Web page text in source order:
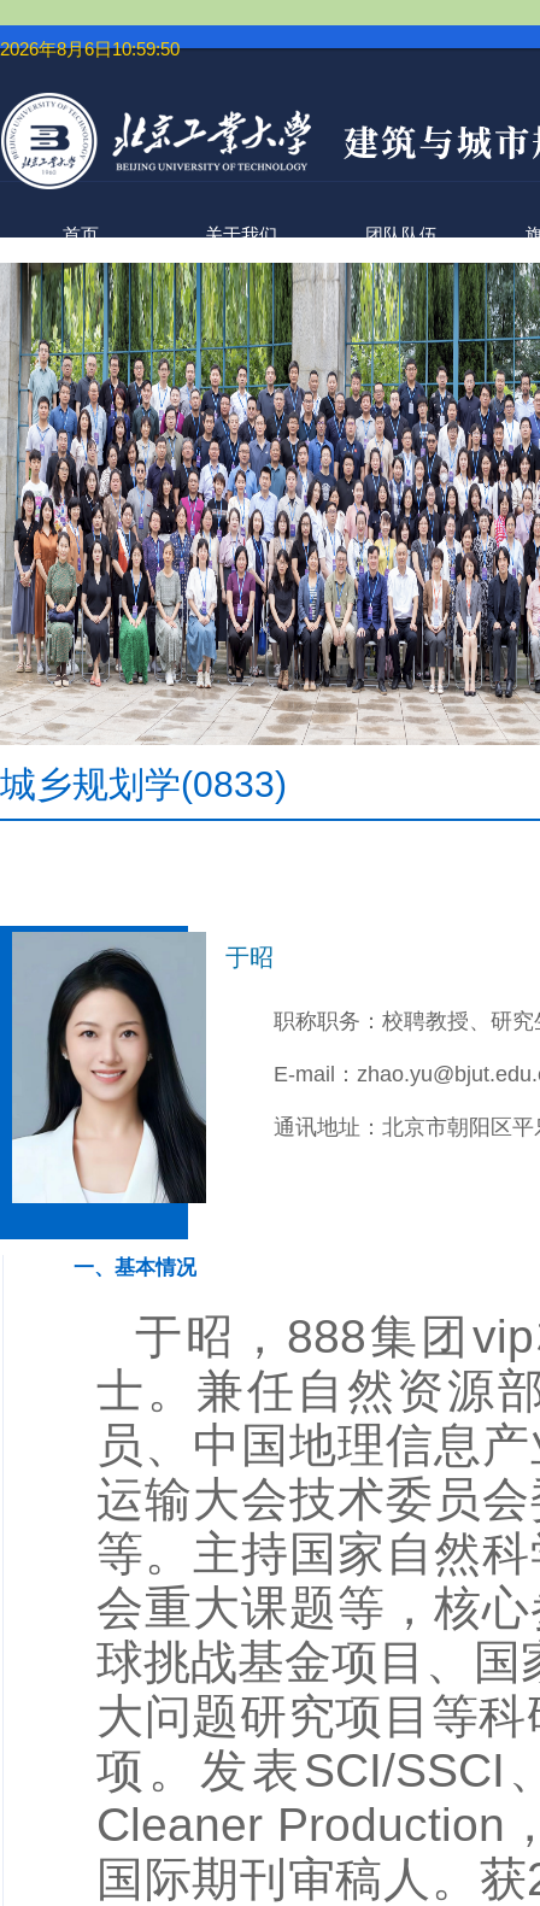
2026年8月6日10:59:51
首页 关于我们 团队队伍
城乡规划学(0833)
于昭
职称职务：校聘教授、研究
E-mail：
通讯地址：北京市朝阳区
一、基本情况
于昭，888集团
士。兼任自然资源
员、中国地理信息
运输大会技术委员
等。主持国家自然
会重大课题等，核
球挑战基金项目、国
大问题研究项目等
项。发表SCI/SSCI
Cleaner Production
国际期刊审稿人。